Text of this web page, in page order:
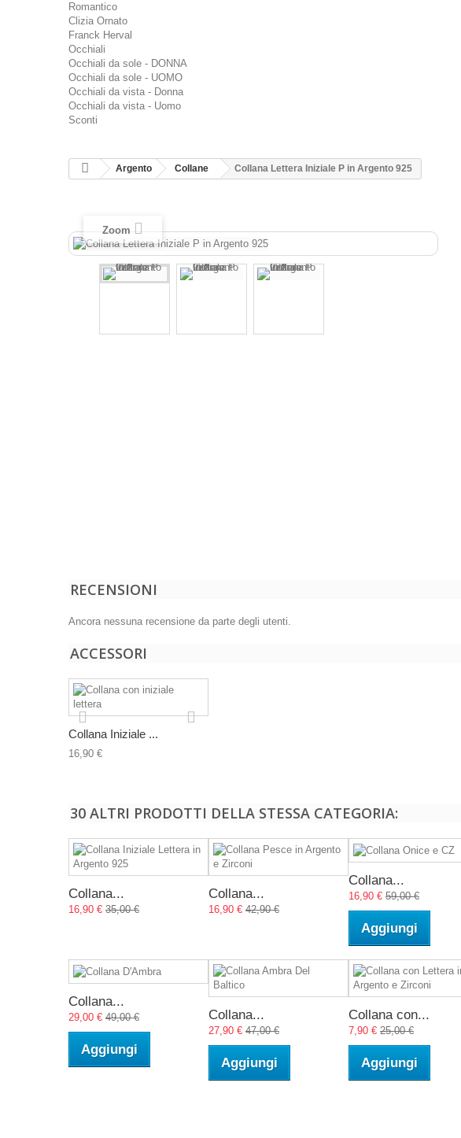
Romantico
Clizia Ornato
Franck Herval
Occhiali
Occhiali da sole - DONNA
Occhiali da sole - UOMO
Occhiali da vista - Donna
Occhiali da vista - Uomo
Sconti
Argento Collane Collana Lettera Iniziale P in Argento 925
Zoom
RECENSIONI
Ancora nessuna recensione da parte degli utenti.
ACCESSORI
Collana Iniziale ...
16,90 €
30 ALTRI PRODOTTI DELLA STESSA CATEGORIA:
Collana...
16,90 € 35,00 €
Collana...
16,90 € 42,90 €
Collana...
16,90 € 59,00 €
Aggiungi
Collana...
29,00 € 49,00 €
Aggiungi
Collana...
27,90 € 47,00 €
Aggiungi
Collana con...
7,90 € 25,00 €
Aggiungi